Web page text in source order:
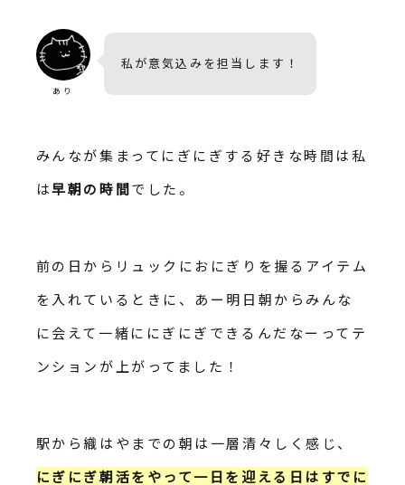
あり
私が意気込みを担当します！
みんなが集まってにぎにぎする好きな時間は私
は早朝の時間でした。
前の日からリュックにおにぎりを握るアイテム
を入れているときに、あー明日朝からみんな
に会えて一緒ににぎにぎできるんだなーってテ
ンションが上がってました！
駅から織はやまでの朝は一層清々しく感じ、
にぎにぎ朝活をやって一日を迎える日はすでに